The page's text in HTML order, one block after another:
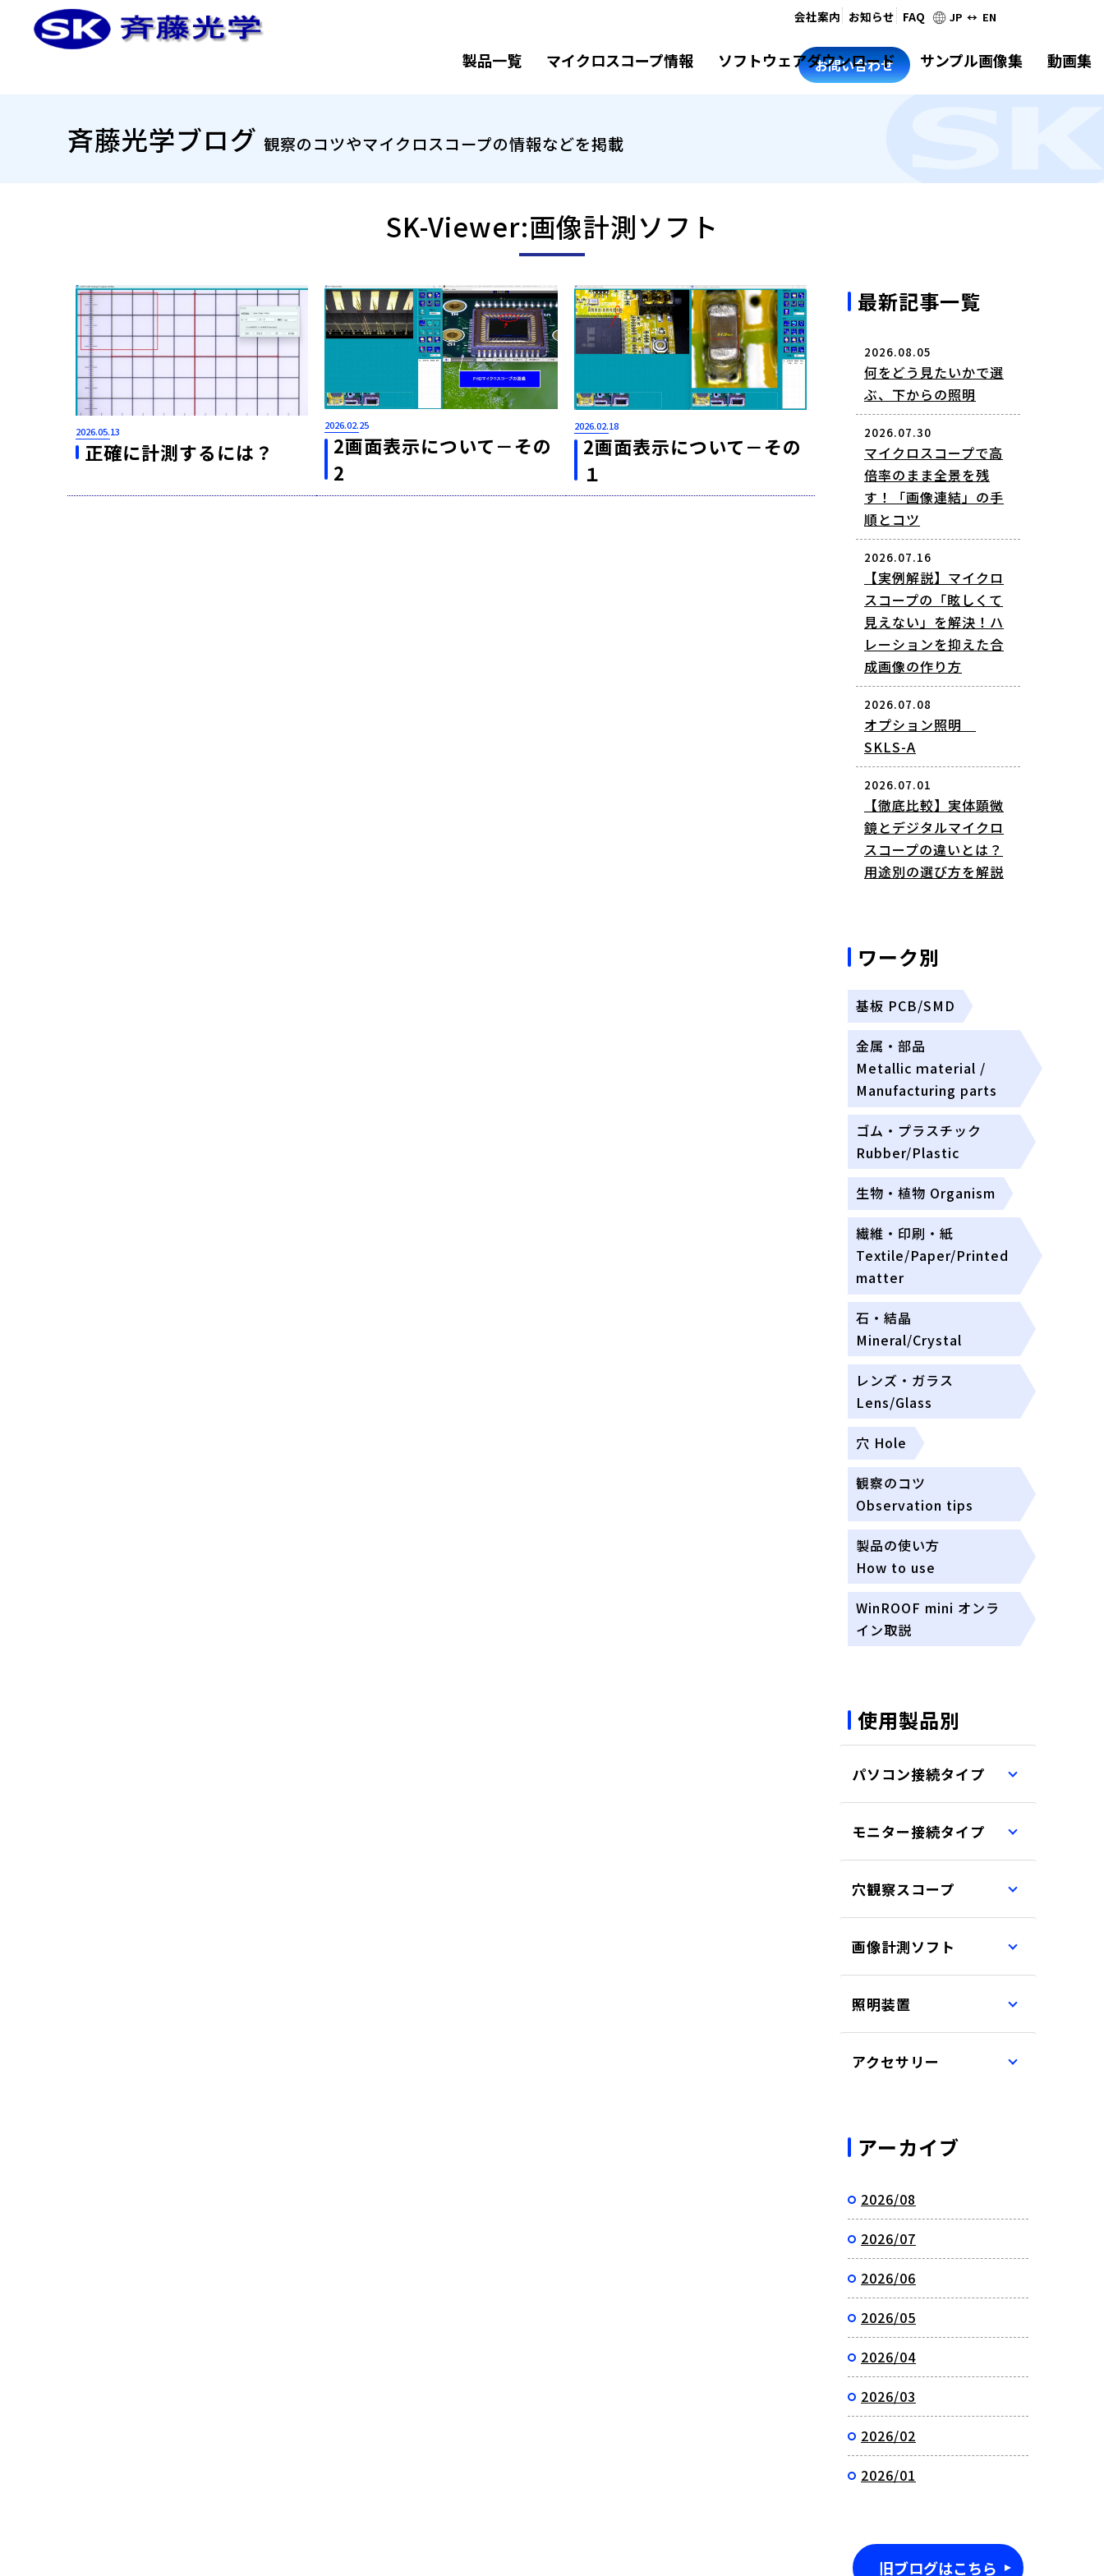
製品一覧 マイクロスコープ情報 ソフトウェアダウンロード サンプル画像集 動画集
会社案内 お知らせ FAQ JP ↔ EN
お問い合わせ
斉藤光学ブログ 観察のコツやマイクロスコープの情報などを掲載
SK-Viewer:画像計測ソフト
2026.05.13
正確に計測するには？
2026.02.25
2画面表示について－その
2
2026.02.18
2画面表示について－その
１
最新記事一覧
2026.08.05
何をどう見たいかで選
ぶ、下からの照明
2026.07.30
マイクロスコープで高
倍率のまま全景を残
す！「画像連結」の手
順とコツ
2026.07.16
【実例解説】マイクロ
スコープの「眩しくて
見えない」を解決！ハ
レーションを抑えた合
成画像の作り方
2026.07.08
オプション照明
SKLS-A
2026.07.01
【徹底比較】実体顕微
鏡とデジタルマイクロ
スコープの違いとは？
用途別の選び方を解説
ワーク別
基板 PCB/SMD
金属・部品
Metallic ｍaterial /
Manufacturing parts
ゴム・プラスチック
Rubber/Plastic
生物・植物 Organism
繊維・印刷・紙
Textile/Paper/Printed
matter
石・結晶
Mineral/Crystal
レンズ・ガラス
Lens/Glass
穴 Hole
観察のコツ
Observation tips
製品の使い方
How to use
WinROOF mini オンラ
イン取説
使用製品別
パソコン接続タイプ
モニター接続タイプ
穴観察スコープ
画像計測ソフト
照明装置
アクセサリー
アーカイブ
2026/08
2026/07
2026/06
2026/05
2026/04
2026/03
2026/02
2026/01
旧ブログはこちら